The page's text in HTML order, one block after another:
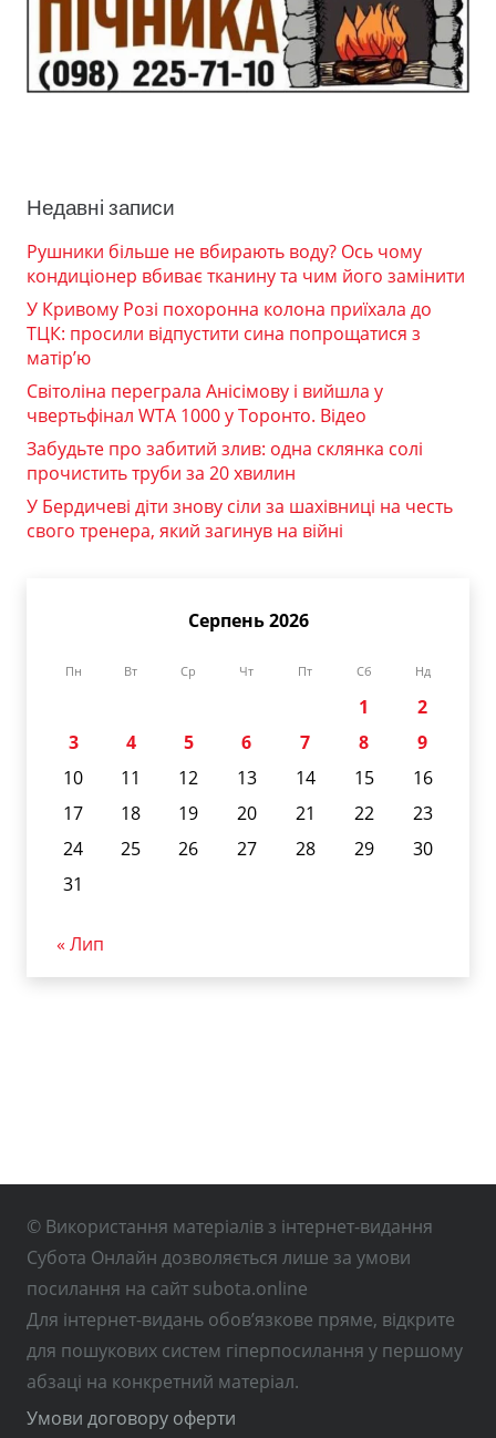
Недавні записи
Рушники більше не вбирають воду? Ось чому
кондиціонер вбиває тканину та чим його замінити
У Кривому Розі похоронна колона приїхала до
ТЦК: просили відпустити сина попрощатися з
матір’ю
Світоліна переграла Анісімову і вийшла у
чвертьфінал WTA 1000 у Торонто. Відео
Забудьте про забитий злив: одна склянка солі
прочистить труби за 20 хвилин
У Бердичеві діти знову сіли за шахівниці на честь
свого тренера, який загинув на війні
Серпень 2026
Пн Вт Ср Чт Пт Сб Нд
1
2
3
4 5 6 7 8
9
10
11 12 13 14 15
16
17
18 19 20 21 22
23
24
25 26 27 28 29
30
31
« Лип
© Використання матеріалів з інтернет-видання
Субота Онлайн дозволяється лише за умови
посилання на сайт subota.online
Для інтернет-видань обов’язкове пряме, відкрите
для пошукових систем гіперпосилання у першому
абзаці на конкретний матеріал.
Умови договору оферти